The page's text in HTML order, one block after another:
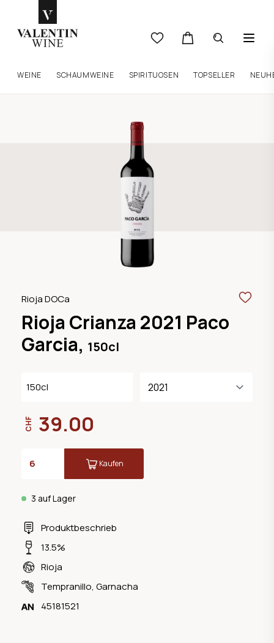
WEINE SCHAUMWEINE SPIRITUOSEN TOPSELLER
Rioja DOCa
Rioja Crianza 2021 Paco
Garcia, 150cl
Produktbeschrieb
13.5%
Rioja
Tempranillo, Garnacha
45181521
150cl
3 auf Lager
CHF 39.00
Kaufen